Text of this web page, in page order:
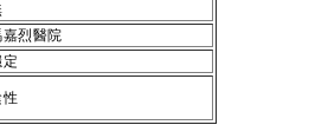
嘉烈醫院
性